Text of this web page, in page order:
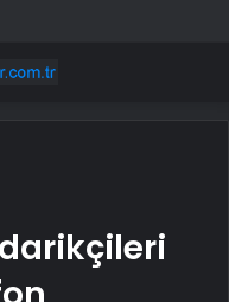
Milyon Dolar Kaybetti